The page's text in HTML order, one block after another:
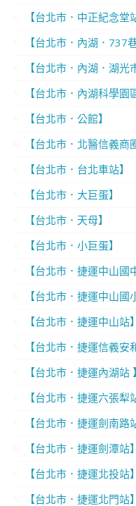
【台北市．中正紀念堂
【台北市．內湖．737巷
【台北市．內湖．湖光
【台北市．內湖科學園
【台北市．公館】
【台北市．北醫信義商
【台北市．台北車站】
【台北市．大巨蛋】
【台北市．天母】
【台北市．小巨蛋】
【台北市．捷運中山國
【台北市．捷運中山國
【台北市．捷運中山站】
【台北市．捷運信義安
【台北市．捷運內湖站 】
【台北市．捷運六張犁
【台北市．捷運劍南路
【台北市．捷運劍潭站】
【台北市．捷運北投站】
【台北市．捷運北門站】